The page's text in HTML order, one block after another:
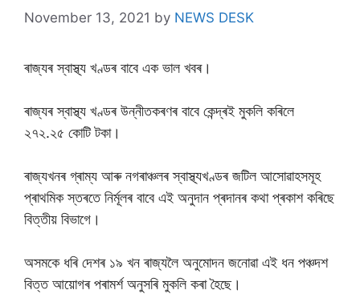
November 13, 2021 by NEWS DESK
ৰাজ্যৰ স্বাস্থ্য খণ্ডৰ বাবে এক ভাল খবৰ।
ৰাজ্যৰ স্বাস্থ্য খণ্ডৰ উন্নীতকৰণৰ বাবে কেন্দ্ৰই মুকলি কৰিলে
২৭২.২৫ কোটি টকা।
ৰাজ্যখনৰ গ্ৰাম্য আৰু নগৰাঞ্চলৰ স্বাস্থ্যখণ্ডৰ জটিল আসোৱাহসমূহ
প্ৰাথমিক স্তৰতে নিৰ্মূলৰ বাবে এই অনুদান প্ৰদানৰ কথা প্ৰকাশ কৰিছে
বিত্তীয় বিভাগে।
অসমকে ধৰি দেশৰ ১৯ খন ৰাজ্যলৈ অনুমোদন জনোৱা এই ধন পঞ্চদশ
বিত্ত আয়োগৰ পৰামৰ্শ অনুসৰি মুকলি কৰা হৈছে।